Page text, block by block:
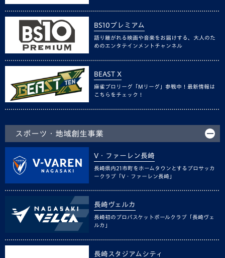
BS10プレミアム
語り継がれる映画や音楽をお届けする、大人のた
めのエンタテインメントチャンネル
BEAST X
麻雀プロリーグ「Mリーグ」参戦中！最新情報は
こちらをチェック！
スポーツ・地域創生事業
V・ファーレン長崎
長崎県内21市町をホームタウンとするプロサッカ
ークラブ「V・ファーレン長崎」
長崎ヴェルカ
長崎初のプロバスケットボールクラブ「長崎ヴェ
ルカ」
長崎スタジアムシティ